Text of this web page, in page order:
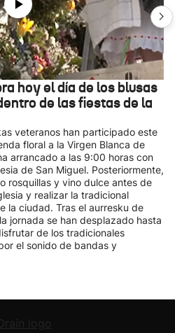
hoy el día de los blusas
de las fiestas de la
veteranos han participado este
floral a la Virgen Blanca de
arrancado a las 9:00 horas con
de San Miguel. Posteriormente,
rosquillas y vino dulce antes de
y realizar la tradicional
la ciudad. Tras el aurresku de
jornada se han desplazado hasta
de los tradicionales
el sonido de bandas y